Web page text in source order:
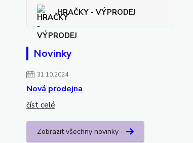
HRAČKY - VÝPRODEJ
Novinky
31.10.2024
Nová prodejna
číst celé
Zobrazit všechny novinky